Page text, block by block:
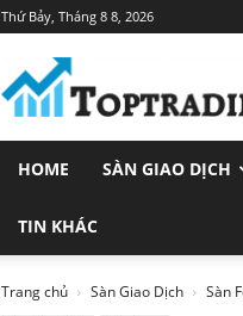
Thứ Bảy, Tháng 8 8, 2026
Trang
Tin
Tức
Đầu
HOME SÀN GIAO DỊCH
TIN KHÁC
Trang chủ Sàn Giao Dịch Sàn